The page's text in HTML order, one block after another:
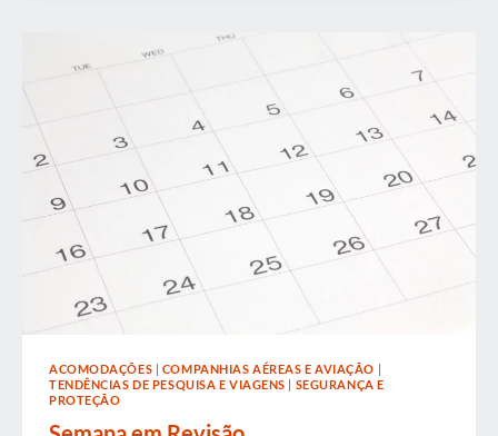
DO
ACOMODAÇÕES COMPANHIAS AÉREAS E AVIAÇÃO
TENDÊNCIAS DE PESQUISA E VIAGENS
SEGURANÇA E
PROTEÇÃO